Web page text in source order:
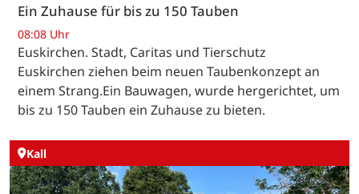
Ein Zuhause für bis zu 150 Tauben
08:08 Uhr
Euskirchen. Stadt, Caritas und Tierschutz
Euskirchen ziehen beim neuen Taubenkonzept an
einem Strang.Ein Bauwagen, wurde hergerichtet, um
bis zu 150 Tauben ein Zuhause zu bieten.
Kall